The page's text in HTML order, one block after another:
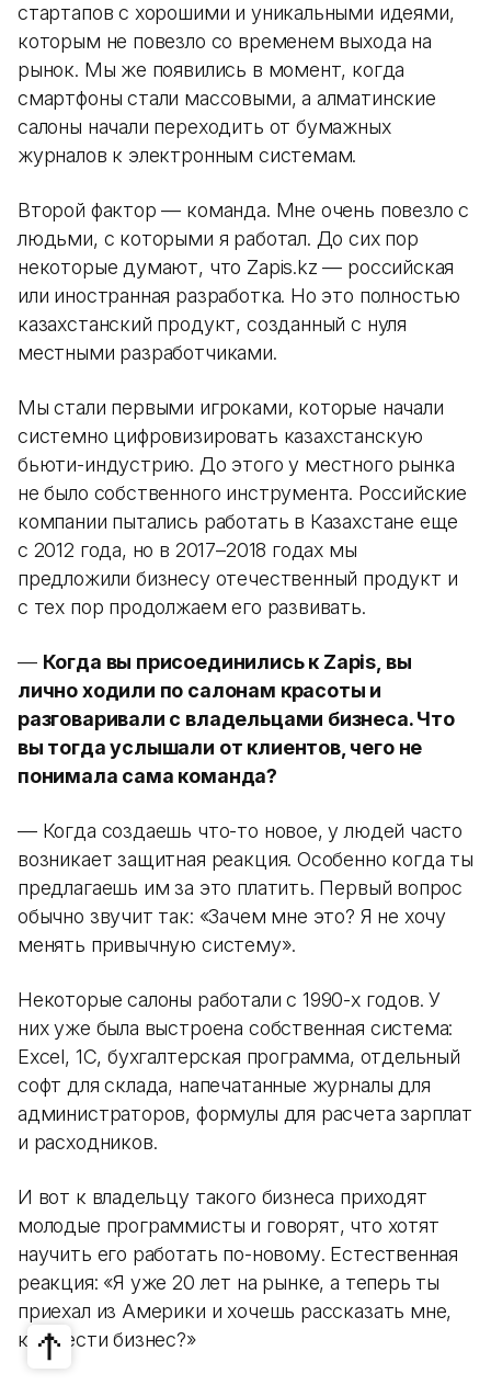
стартапов с хорошими и уникальными идеями,
которым не повезло со временем выхода на
рынок. Мы же появились в момент, когда
смартфоны стали массовыми, а алматинские
салоны начали переходить от бумажных
журналов к электронным системам.
Второй фактор — команда. Мне очень повезло с
людьми, с которыми я работал. До сих пор
некоторые думают, что Zapis.kz — российская
или иностранная разработка. Но это полностью
казахстанский продукт, созданный с нуля
местными разработчиками.
Мы стали первыми игроками, которые начали
системно цифровизировать казахстанскую
бьюти-индустрию. До этого у местного рынка
не было собственного инструмента. Российские
компании пытались работать в Казахстане еще
с 2012 года, но в 2017–2018 годах мы
предложили бизнесу отечественный продукт и
с тех пор продолжаем его развивать.
— Когда вы присоединились к Zapis, вы
лично ходили по салонам красоты и
разговаривали с владельцами бизнеса. Что
вы тогда услышали от клиентов, чего не
понимала сама команда?
— Когда создаешь что-то новое, у людей часто
возникает защитная реакция. Особенно когда ты
предлагаешь им за это платить. Первый вопрос
обычно звучит так: «Зачем мне это? Я не хочу
менять привычную систему».
Некоторые салоны работали с 1990-х годов. У
них уже была выстроена собственная система:
Excel, 1С, бухгалтерская программа, отдельный
софт для склада, напечатанные журналы для
администраторов, формулы для расчета зарплат
и расходников.
И вот к владельцу такого бизнеса приходят
молодые программисты и говорят, что хотят
научить его работать по-новому. Естественная
реакция: «Я уже 20 лет на рынке, а теперь ты
приехал из Америки и хочешь рассказать мне,
как вести бизнес?»